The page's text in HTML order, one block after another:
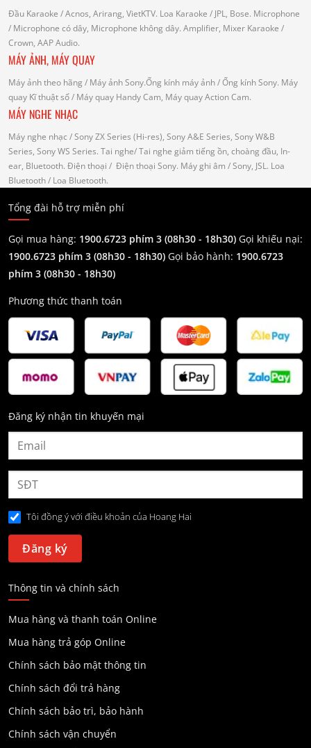
Đầu Karaoke / Acnos, Arirang, VietKTV. Loa Karaoke / JPL, Bose. Microphone
/ Microphone có dây, Microphone không dây. Amplifier, Mixer Karaoke /
Crown, AAP Audio.
MÁY ẢNH, MÁY QUAY
Máy ảnh theo hãng / Máy ảnh Sony.Ống kính máy ảnh / Ống kính Sony. Máy
quay Kĩ thuật số/ Máy quay Handy Cam, Máy quay Action Cam.
MÁY NGHE NHẠC
Máy nghe nhạc / Sony ZX Series (Hi-res), Sony A&E Series, Sony W&B
Series, Sony WS Series. Tai nghe/ Tai nghe giảm tiếng ồn, choàng đầu, In-
ear, Bluetooth. Điện thoại / Điện thoại Sony. Máy ghi âm / Sony, JSL. Loa
Bluetooth/ Loa Bluetooth.
Tổng đài hỗ trợ miễn phí
Gọi mua hàng: 1900.6723 phím 3 (08h30 - 18h30) Gọi khiếu nại:
1900.6723 phím 3 (08h30 - 18h30) Gọi bảo hành: 1900.6723
phím 3 (08h30 - 18h30)
Phương thức thanh toán
Đăng ký nhận tin khuyến mại
Tôi đồng ý với điều khoản của Hoang Hai
Thông tin và chính sách
Mua hàng và thanh toán Online
Mua hàng trả góp Online
Chính sách bảo mật thông tin
Chính sách đổi trả hàng
Chính sách bảo trì, bảo hành
Chính sách vận chuyển